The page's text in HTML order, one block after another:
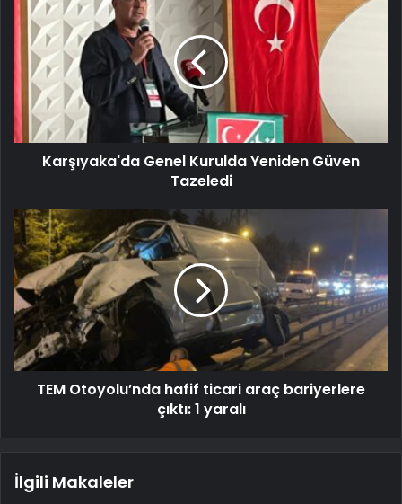
Karşıyaka'da Genel Kurulda Yeniden Güven
Tazeledi
TEM Otoyolu’nda hafif ticari araç bariyerlere
çıktı: 1 yaralı
İlgili Makaleler